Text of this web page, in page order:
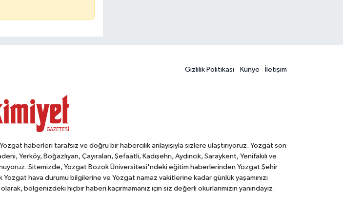
Gizlilik Politikası Künye İletişim
haberleri tarafsız ve doğru bir habercilik anlayışıyla sizlere ulaştırıyoruz. Yozgat son
Yerköy, Boğazlıyan, Çayıralan, Şefaatli, Kadışehri, Aydıncık, Saraykent, Yenifakılı ve
Sitemizde, Yozgat Bozok Üniversitesi'ndeki eğitim haberlerinden Yozgat Şehir
hava durumu bilgilerine ve Yozgat namaz vakitlerine kadar günlük yaşamınızı
bölgenizdeki hiçbir haberi kaçırmamanız için siz değerli okurlarımızın yanındayız.